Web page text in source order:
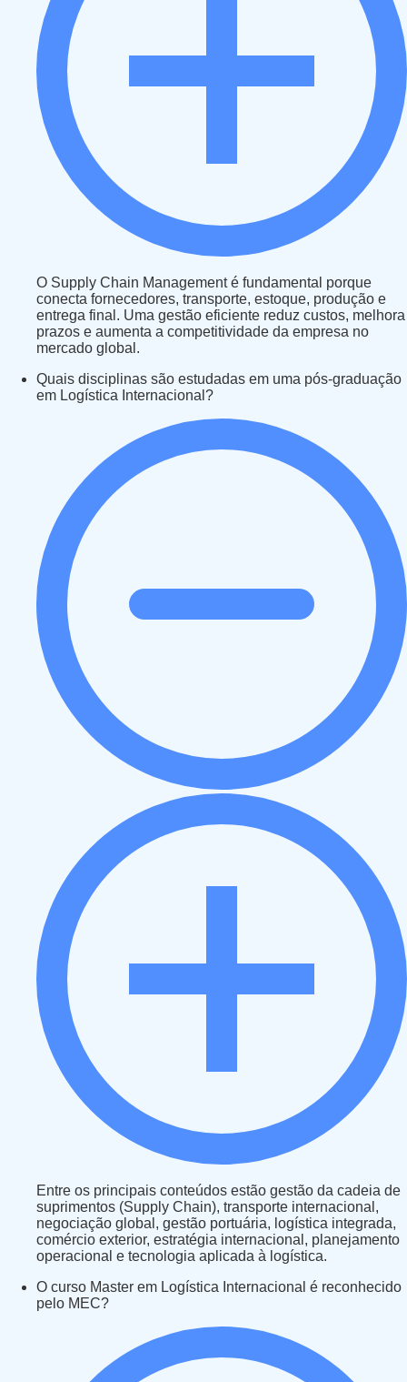
O Supply Chain Management é fundamental porque
conecta fornecedores, transporte, estoque, produção e
entrega final. Uma gestão eficiente reduz custos, melhora
prazos e aumenta a competitividade da empresa no
mercado global.
Quais disciplinas são estudadas em uma pós-graduação
em Logística Internacional?
Entre os principais conteúdos estão gestão da cadeia de
suprimentos (Supply Chain), transporte internacional,
negociação global, gestão portuária, logística integrada,
comércio exterior, estratégia internacional, planejamento
operacional e tecnologia aplicada à logística.
O curso Master em Logística Internacional é reconhecido
pelo MEC?